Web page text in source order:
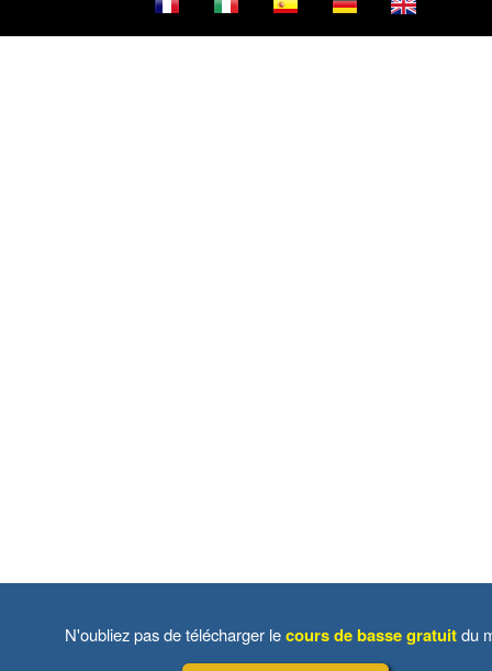
N'oubliez pas de télécharger lecours de basse gratuitdu